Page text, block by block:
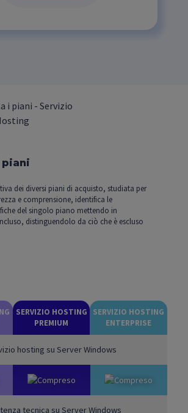
dei diversi piani di acquisto, studiata per
e comprensione, identifica le
del singolo piano mettendo in
distinguendolo da ciò che è escluso
SERVIZIO HOSTING
PREMIUM
SERVIZIO HOSTING
ENTERPRISE
hosting su Server Windows
tecnica su Server Windows